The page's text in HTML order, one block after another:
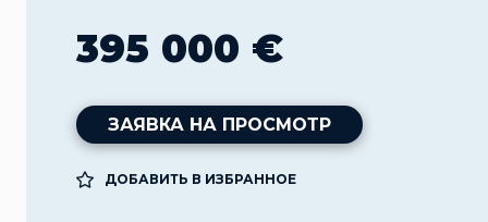
395 000 €
ЗАЯВКА НА ПРОСМОТР
ДОБАВИТЬ В ИЗБРАННОЕ